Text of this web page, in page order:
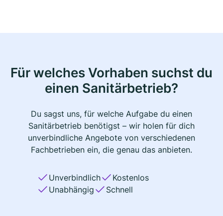
Für welches Vorhaben suchst du
einen Sanitärbetrieb?
Du sagst uns, für welche Aufgabe du einen
Sanitärbetrieb benötigst – wir holen für dich
unverbindliche Angebote von verschiedenen
Fachbetrieben ein, die genau das anbieten.
Unverbindlich
Kostenlos
Unabhängig
Schnell